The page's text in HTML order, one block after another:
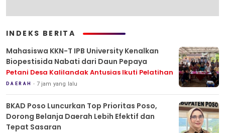
INDEKS BERITA
Mahasiswa KKN-T IPB University Kenalkan
Biopestisida Nabati dari Daun Pepaya
Petani Desa Kalilandak Antusias Ikuti Pelatihan
DAERAH 7 jam yang lalu
BKAD Poso Luncurkan Top Prioritas Poso,
Dorong Belanja Daerah Lebih Efektif dan
Tepat Sasaran